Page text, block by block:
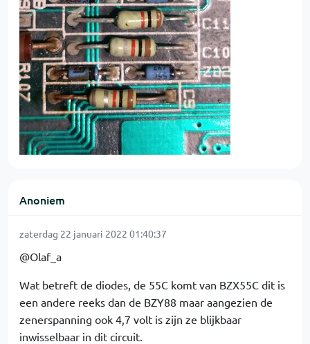
Anoniem
zaterdag 22 januari 2022 01:40:37
@Olaf_a
Wat betreft de diodes, de 55C komt van BZX55C dit is
een andere reeks dan de BZY88 maar aangezien de
zenerspanning ook 4,7 volt is zijn ze blijkbaar
inwisselbaar in dit circuit.